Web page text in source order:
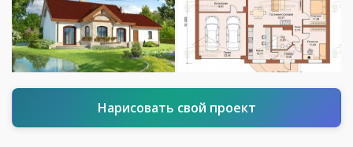
Нарисовать свой проект